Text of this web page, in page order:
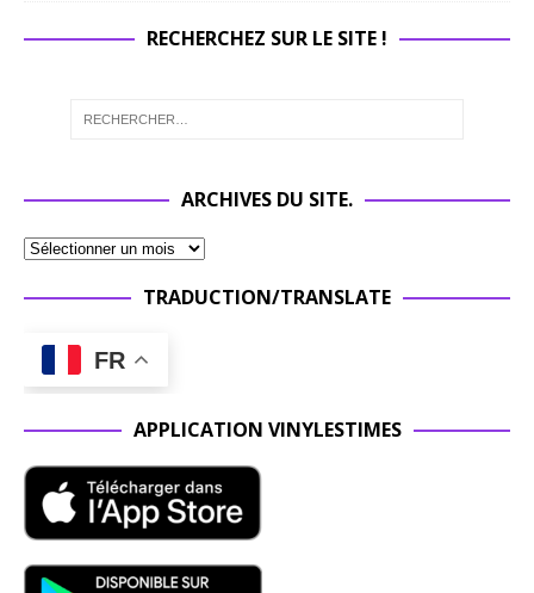
RECHERCHEZ SUR LE SITE !
ARCHIVES DU SITE.
TRADUCTION/TRANSLATE
FR
APPLICATION VINYLESTIMES